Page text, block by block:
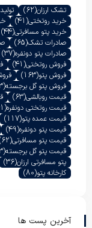
تشک ارزان(62)
خرید روتختی(41)
خرید پتو مسافرتی(44)
صادرات تشک(65)
صادرات پتو دونفره(37)
فروش روتختی(41)
فروش پتو(163)
فروش پتو گل برجسته(53)
قیمت روبالشی(63)
قیمت روتختی دونفره(61)
قیمت عمده پتو(117)
قیمت پتو دونفره(49)
قیمت پتو مسافرتی(62)
قیمت پتو گل برجسته(83)
پتو مسافرتی ارزان(36)
کارخانه پتو(80)
آخرین پست ها